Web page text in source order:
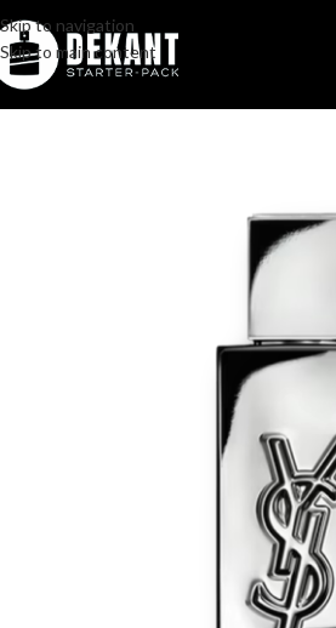
Skip to navigation
Skip to main content